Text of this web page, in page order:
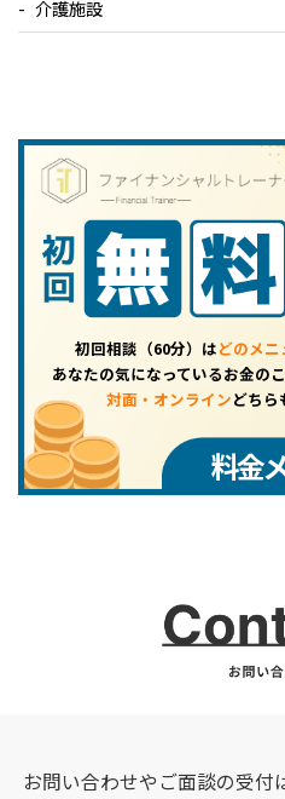
介護施設
初回相談（60分）はどのメ
あなたの気になっているお金の
対面・オンラインどちら
料金
お問い合わせやご面談の受付